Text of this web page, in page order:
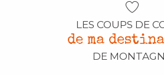
LES COUPS DE
de ma
DE